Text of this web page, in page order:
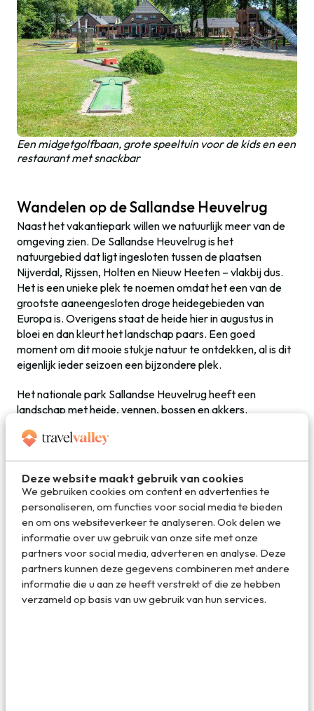
Deze website maakt gebruik van cookies
We gebruiken cookies om content en advertenties te
personaliseren, om functies voor social media te bieden
en om ons websiteverkeer te analyseren. Ook delen we
informatie over uw gebruik van onze site met onze
partners voor social media, adverteren en analyse. Deze
partners kunnen deze gegevens combineren met andere
informatie die u aan ze heeft verstrekt of die ze hebben
verzameld op basis van uw gebruik van hun services.
Een midgetgolfbaan, grote speeltuin voor de kids en een
restaurant met snackbar
Wandelen op de Sallandse Heuvelrug
Naast het vakantiepark willen we natuurlijk meer van de
omgeving zien. De Sallandse Heuvelrug is het
natuurgebied dat ligt ingesloten tussen de plaatsen
Nijverdal, Rijssen, Holten en Nieuw Heeten – vlakbij dus.
Het is een unieke plek te noemen omdat het een van de
grootste aaneengesloten droge heidegebieden van
Europa is. Overigens staat de heide hier in augustus in
bloei en dan kleurt het landschap paars. Een goed
moment om dit mooie stukje natuur te ontdekken, al is dit
eigenlijk ieder seizoen een bijzondere plek.
Het nationale park Sallandse Heuvelrug heeft een
landschap met heide, vennen, bossen en akkers.
zijn hier zelfs ook ‘bergen’ te vinden. Of laten we het
Wil je wandelen op de Sallandse Heuvelrug dan kun je het
beste de auto parkeren in Nijverdal. Bij Eetcafé de Wieger
en Bistro De Oale Ste kun je goed lunchen en kun je ook
meteen aan mooie rondwandelingen beginnen. En ook
halverwege de Nijverdalsebergweg is een parkeerplaats
te vinden.
Let op: de Sallandse Heuvelrug is gesloten tussen
zonsondergang en zonsopkomst. In de praktijk betekent